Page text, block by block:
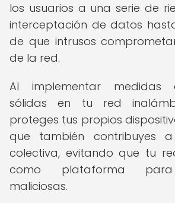
los usuarios a una serie de
interceptación de datos
de que intrusos
de la red.
Al implementar medidas
sólidas en tu red
proteges tus propios
que también contribuyes
colectiva, evitando que tu
como plataforma para
maliciosas.